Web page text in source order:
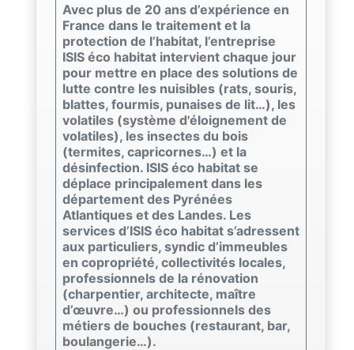
Avec plus de 20 ans d’expérience en
France dans le traitement et la
protection de l’habitat, l’entreprise
ISIS éco habitat intervient chaque jour
pour mettre en place des solutions de
lutte contre les nuisibles (rats, souris,
blattes, fourmis, punaises de lit…), les
volatiles (système d'éloignement de
volatiles), les insectes du bois
(termites, capricornes…) et la
désinfection. ISIS éco habitat se
déplace principalement dans les
département des Pyrénées
Atlantiques et des Landes. Les
services d’ISIS éco habitat s’adressent
aux particuliers, syndic d’immeubles
en copropriété, collectivités locales,
professionnels de la rénovation
(charpentier, architecte, maître
d’œuvre…) ou professionnels des
métiers de bouches (restaurant, bar,
boulangerie…).